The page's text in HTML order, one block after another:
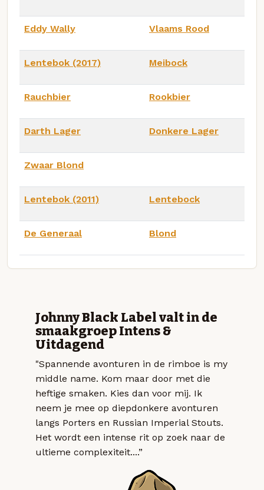
Eddy Wally Vlaams Rood
Lentebok (2017) Meibock
Rauchbier Rookbier
Darth Lager Donkere Lager
Zwaar Blond
Lentebok (2011) Lentebock
De Generaal Blond
Johnny Black Label valt in de
smaakgroep Intens &
Uitdagend
"Spannende avonturen in de rimboe is my
middle name. Kom maar door met die
heftige smaken. Kies dan voor mij. Ik
neem je mee op diepdonkere avonturen
langs Porters en Russian Imperial Stouts.
Het wordt een intense rit op zoek naar de
ultieme complexiteit....”